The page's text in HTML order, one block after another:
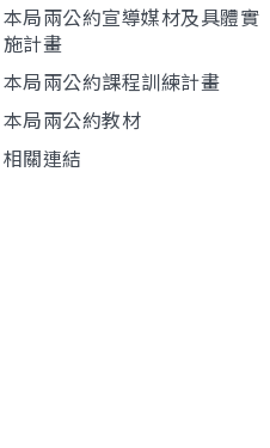
本局兩公約宣導媒材及具體實
施計畫
本局兩公約課程訓練計畫
本局兩公約教材
相關連結